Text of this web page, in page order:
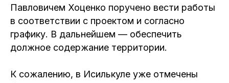
Павловичем Хоценко поручено вести работы
в соответствии с проектом и согласно
графику. В дальнейшем — обеспечить
должное содержание территории.
К сожалению, в Исилькуле уже отмечены